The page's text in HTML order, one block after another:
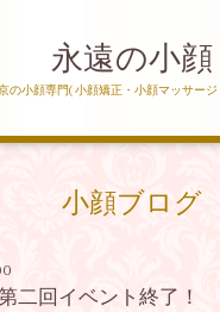
永遠の小顔
の小顔専門( 小顔矯正・小顔マッサージ
小顔ブログ
二回イベント終了！